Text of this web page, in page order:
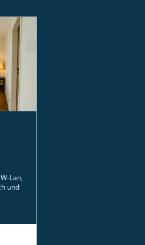
Lan,
und